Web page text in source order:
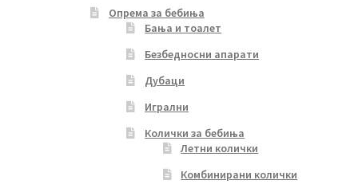
Опрема за бебиња
Бања и тоалет
Безбедносни апарати
Дубаци
Игрални
Колички за бебиња
Летни колички
Комбинирани колички